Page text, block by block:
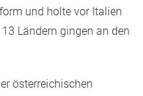
und holte vor Italien
Ländern gingen an den
österreichischen